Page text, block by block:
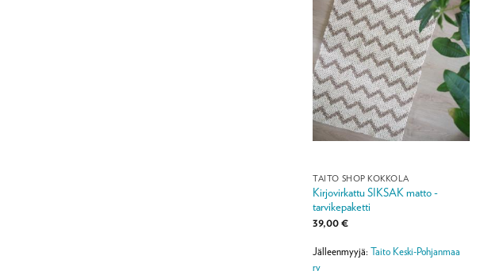
TAITO SHOP KOKKOLA
Kirjovirkattu SIKSAK matto -
tarvikepaketti
39,00€
Jälleenmyyjä:Taito Keski-Pohjanmaa
ry